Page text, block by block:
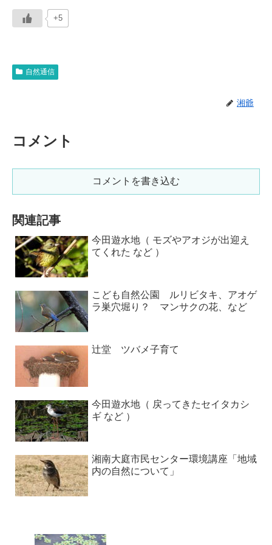
+5
自然通信
湘爺
コメント
コメントを書き込む
関連記事
今田遊水地（ モズやアオジが出迎え
てくれた など ）
こども自然公園 ルリビタキ、アオゲ
ラ巣穴堀り？ マンサクの花、など
辻堂 ツバメ子育て
今田遊水地（ 戻ってきたセイタカシ
ギ など ）
湘南大庭市民センター環境講座「地域
内の自然について」